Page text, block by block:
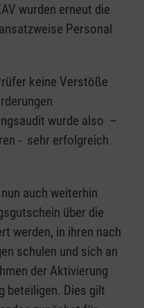
wurden erneut die
Personal
keine Verstöße
wurde also –
- sehr erfolgreich
auch weiterhin
über die
werden, in ihren nach
schulen und sich an
der Aktivierung
beteiligen. Dies gilt